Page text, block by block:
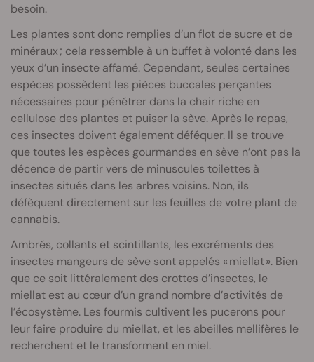
besoin.
Les plantes sont donc remplies d’un flot de sucre et de
minéraux ; cela ressemble à un buffet à volonté dans les
yeux d’un insecte affamé. Cependant, seules certaines
espèces possèdent les pièces buccales perçantes
nécessaires pour pénétrer dans la chair riche en
cellulose des plantes et puiser la sève. Après le repas,
ces insectes doivent également déféquer. Il se trouve
que toutes les espèces gourmandes en sève n’ont pas la
décence de partir vers de minuscules toilettes à
insectes situés dans les arbres voisins. Non, ils
défèquent directement sur les feuilles de votre plant de
cannabis.
Ambrés, collants et scintillants, les excréments des
insectes mangeurs de sève sont appelés « miellat ». Bien
que ce soit littéralement des crottes d’insectes, le
miellat est au cœur d’un grand nombre d’activités de
l’écosystème. Les fourmis cultivent les pucerons pour
leur faire produire du miellat, et les abeilles mellifères le
recherchent et le transforment en miel.